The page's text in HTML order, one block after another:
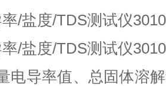
/盐度/TDS测试仪3010
/盐度/TDS测试仪3010
电导率值、总固体溶